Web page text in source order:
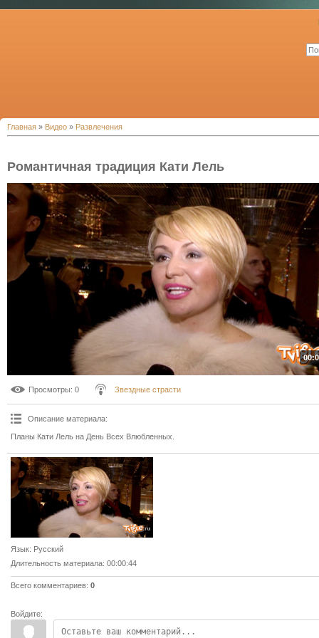
Главная » Видео » Развлечения
Романтичная традиция Кати Лель
Просмотры: 0 Звездные страсти
Описание материала:
Планы Кати Лель на День Всех Влюбленных.
Язык: Русский
Длительность материала: 00:00:44
Всего комментариев: 0
Войдите: